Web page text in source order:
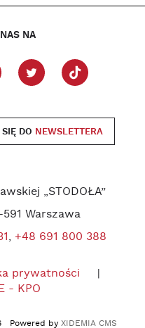
NA
DO NEWSLETTERA
„STODOŁA”
Warszawa
, +48 691 800 388
prywatności
- KPO
Powered by XIDEMIA CMS